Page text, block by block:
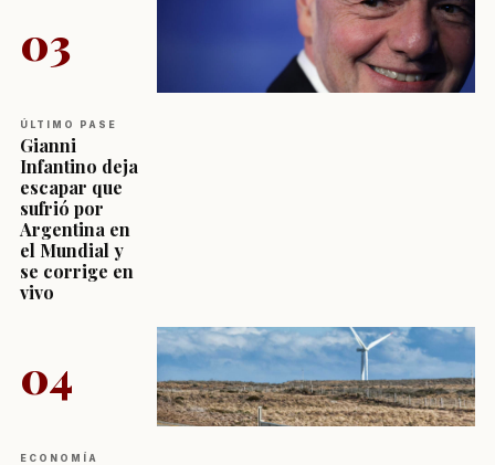
03
ÚLTIMO PASE
Gianni
Infantino deja
escapar que
sufrió por
Argentina en
el Mundial y
se corrige en
vivo
04
ECONOMÍA